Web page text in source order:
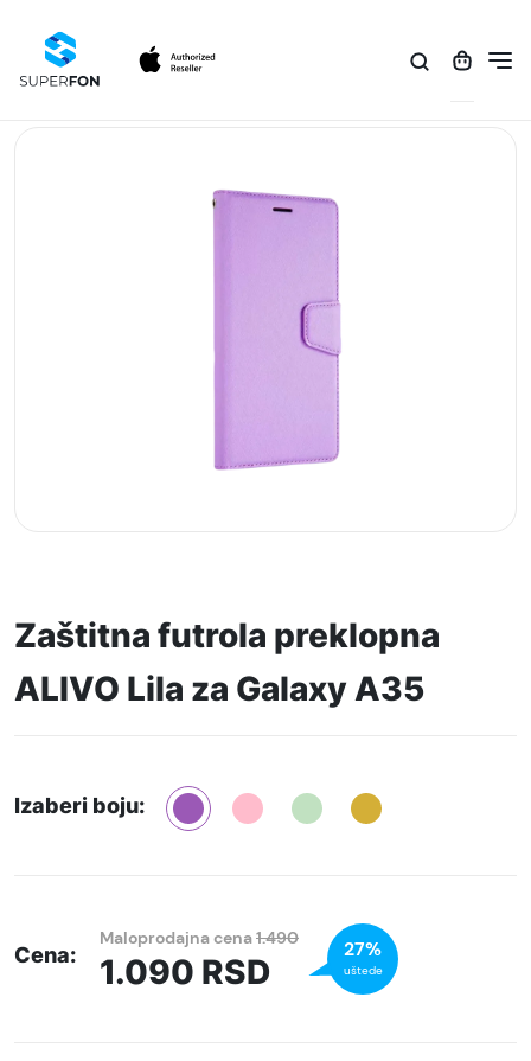
Zaštitna futrola preklopna
ALIVO Lila za Galaxy A35
Izaberi boju:
Cena:
Maloprodajna cena1.490
1.090 RSD
27%
uštede